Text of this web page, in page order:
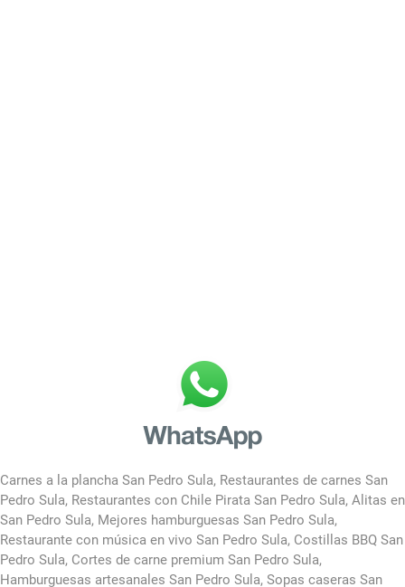
Carnes a la plancha San Pedro Sula, Restaurantes de carnes San
Pedro Sula, Restaurantes con Chile Pirata San Pedro Sula, Alitas en
San Pedro Sula, Mejores hamburguesas San Pedro Sula,
Restaurante con música en vivo San Pedro Sula, Costillas BBQ San
Pedro Sula, Cortes de carne premium San Pedro Sula,
Hamburguesas artesanales San Pedro Sula, Sopas caseras San